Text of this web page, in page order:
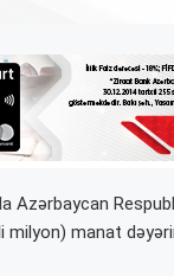
Azərbaycan
milyon) manat